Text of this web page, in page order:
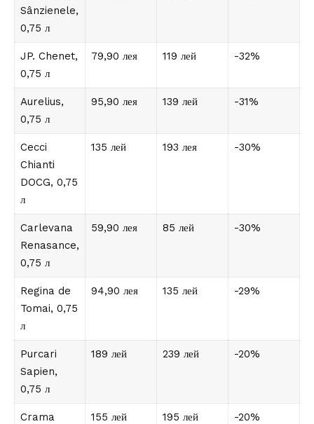
Sânzienele,
0,75 л
JP. Chenet,
0,75 л
79,90 лея 119 лей -32%
Aurelius,
0,75 л
95,90 лея 139 лей -31%
Cecci
Chianti
DOCG, 0,75
л
135 лей 193 лея -30%
Carlevana
Renasance,
0,75 л
59,90 лея 85 лей -30%
Regina de
Tomai, 0,75
л
94,90 лея 135 лей -29%
Purcari
Sapien,
0,75 л
189 лей 239 лей -20%
Crama
155 лей 195 лей -20%